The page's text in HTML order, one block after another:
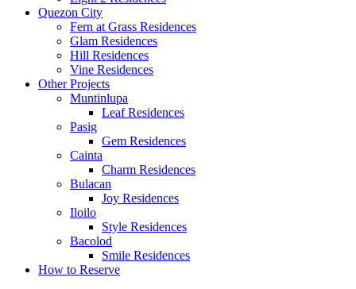
Quezon City
Fern at Grass Residences
Glam Residences
Hill Residences
Vine Residences
Other Projects
Muntinlupa
Leaf Residences
Pasig
Gem Residences
Cainta
Charm Residences
Bulacan
Joy Residences
Iloilo
Style Residences
Bacolod
Smile Residences
How to Reserve